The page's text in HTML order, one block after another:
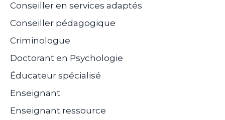
Conseiller en services adaptés
Conseiller pédagogique
Criminologue
Doctorant en Psychologie
Éducateur spécialisé
Enseignant
Enseignant ressource